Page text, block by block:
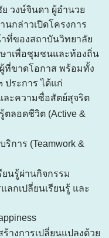
วงษ์จินดา ผู้อำนวย
กล่าวเปิดโครงการ
ที่ของสถาบันวิทยาลัย
าเพื่อชุมชนและท้องถิ่น
ที่ขาดโอกาส พร้อมทั้ง
ระการ ได้แก่
ะความซื่อสัตย์สุจริต
ตลอดชีวิต (Active &
การ (Teamwork &
ยนรู้ผ่านกิจกรรม
กเปลี่ยนเรียนรู้ และ
างการเปลี่ยนแปลงด้วย